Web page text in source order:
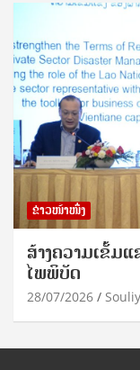
ຂ່າວໜ້າໜຶ່ງ
ສ້າງຄວາມເຂັ້ມ
ໄພພິບັດ
28/07/2026